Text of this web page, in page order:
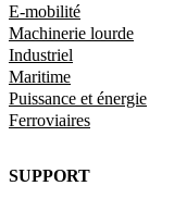
E-mobilité
Machinerie lourde
Industriel
Maritime
Puissance et énergie
Ferroviaires
SUPPORT